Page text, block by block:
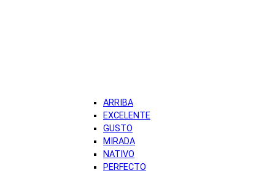
ARRIBA
EXCELENTE
GUSTO
MIRADA
NATIVO
PERFECTO